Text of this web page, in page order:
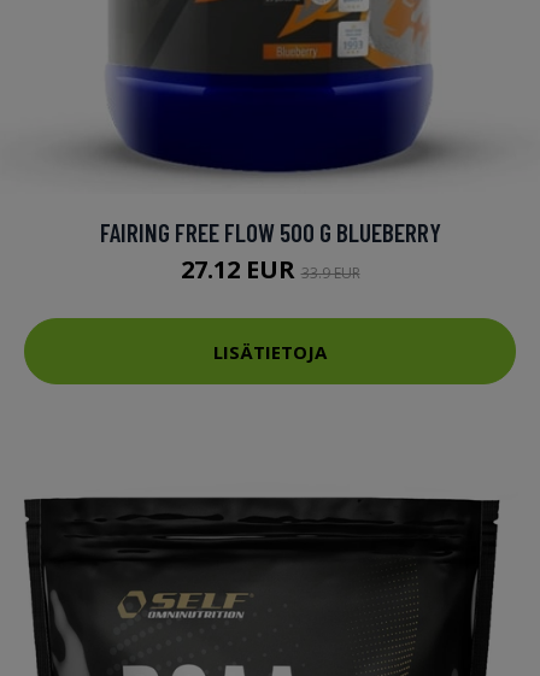
FAIRING FREE FLOW 500 G BLUEBERRY
27.12 EUR33.9 EUR
LISÄTIETOJA